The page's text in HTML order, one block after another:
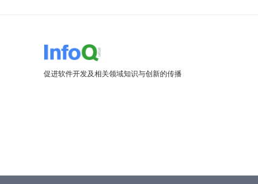
促进软件开发及相关领域知识与创新的传播